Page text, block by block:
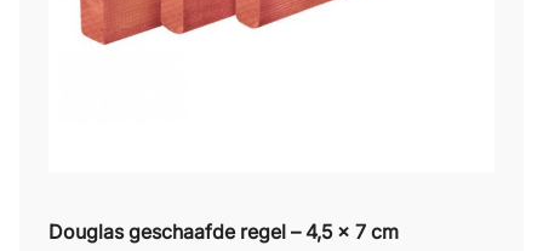
Douglas geschaafde regel – 4,5 x 7 cm